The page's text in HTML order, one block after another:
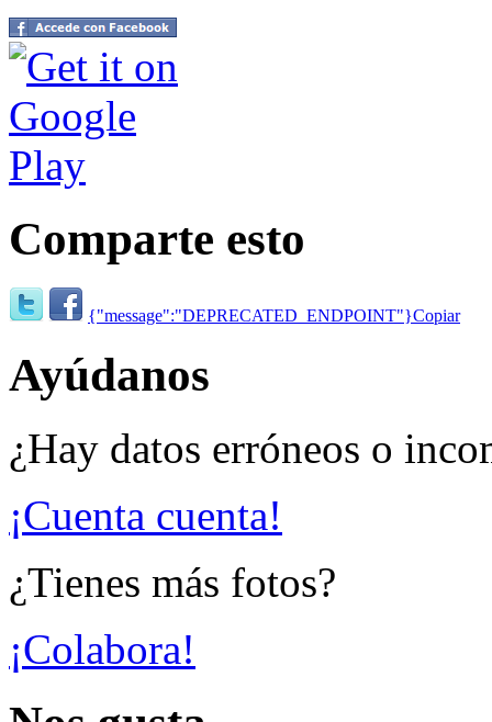
Comparte esto
{"message":"DEPRECATED_ENDPOINT"}Copiar
Ayúdanos
¿Hay datos erróneos o
¡Cuenta cuenta!
¿Tienes más fotos?
¡Colabora!